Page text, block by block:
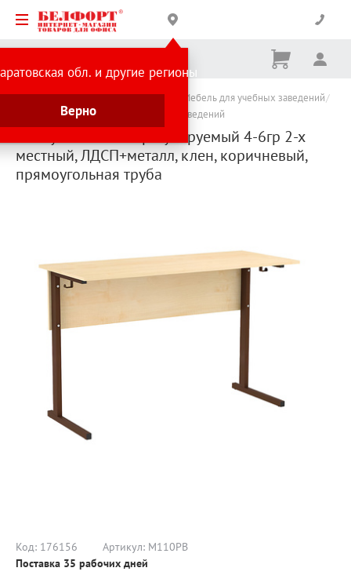
обл. и другие регионы
Верно
Корзина
Ничего
Каталог товаров Товары для школы
Мебель для учебных заведений
Мебель для школ и других учебных заведений
Стол ученический регулируемый 4-6гр 2-х
местный, ЛДСП+металл, клен, коричневый,
прямоугольная труба
Код: 176156 Артикул: М110РВ
Поставка 35 рабочих дней